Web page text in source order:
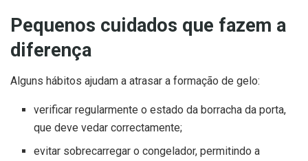
Pequenos cuidados que fazem a
diferença
Alguns hábitos ajudam a atrasar a formação de gelo:
verificar regularmente o estado da borracha da porta,
que deve vedar correctamente;
evitar sobrecarregar o congelador, permitindo a